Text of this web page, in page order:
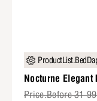
Nocturne
Price.Before 31